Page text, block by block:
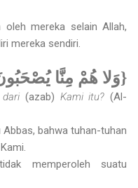
oleh mereka selain Allah,
mereka sendiri.
{وَلا هُمْ مِنَّا
dari(azab) Kami itu?(Al-
bahwa tuhan-tuhan
memperoleh suatu